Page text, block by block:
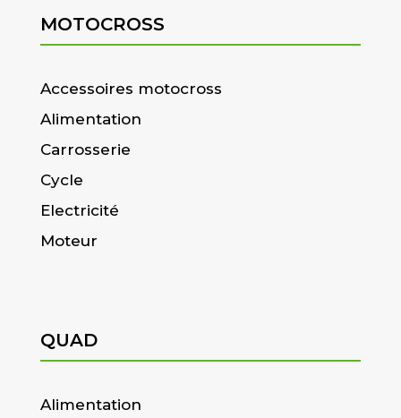
MOTOCROSS
Accessoires motocross
Alimentation
Carrosserie
Cycle
Electricité
Moteur
QUAD
Alimentation